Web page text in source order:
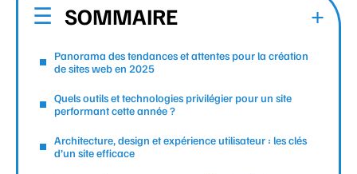
SOMMAIRE
Panorama des tendances et attentes pour la création
de sites web en 2025
Quels outils et technologies privilégier pour un site
performant cette année ?
Architecture, design et expérience utilisateur : les clés
d’un site efficace